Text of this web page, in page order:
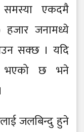
एकदमै
जनामध्ये
सक्छ । यदि
भएको छ भने
जलबिन्दु हुने